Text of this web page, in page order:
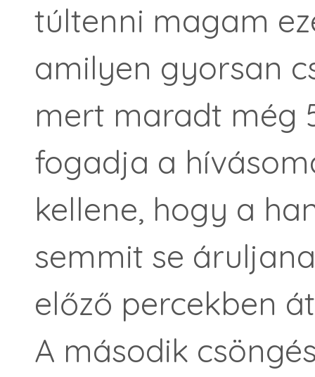
túltenni magam
amilyen gyorsan
mert maradt még
fogadja a
kellene, hogy a
semmit se
előző percekben
A második